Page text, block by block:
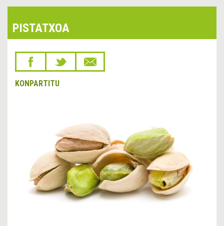
PISTATXOA
KONPARTITU